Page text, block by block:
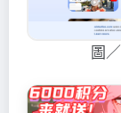
圖／